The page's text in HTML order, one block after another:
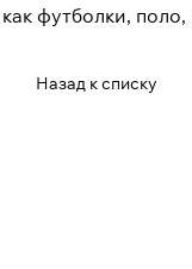
как футболки,
Назад к списку